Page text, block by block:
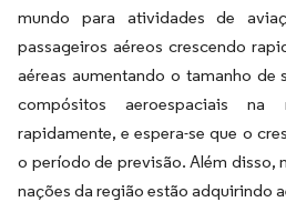
mundo para atividades de
passageiros aéreos crescendo
aéreas aumentando o tamanho de
compósitos aeroespaciais na
rapidamente, e espera-se que o
o período de previsão. Além disso,
nações da região estão adquirindo